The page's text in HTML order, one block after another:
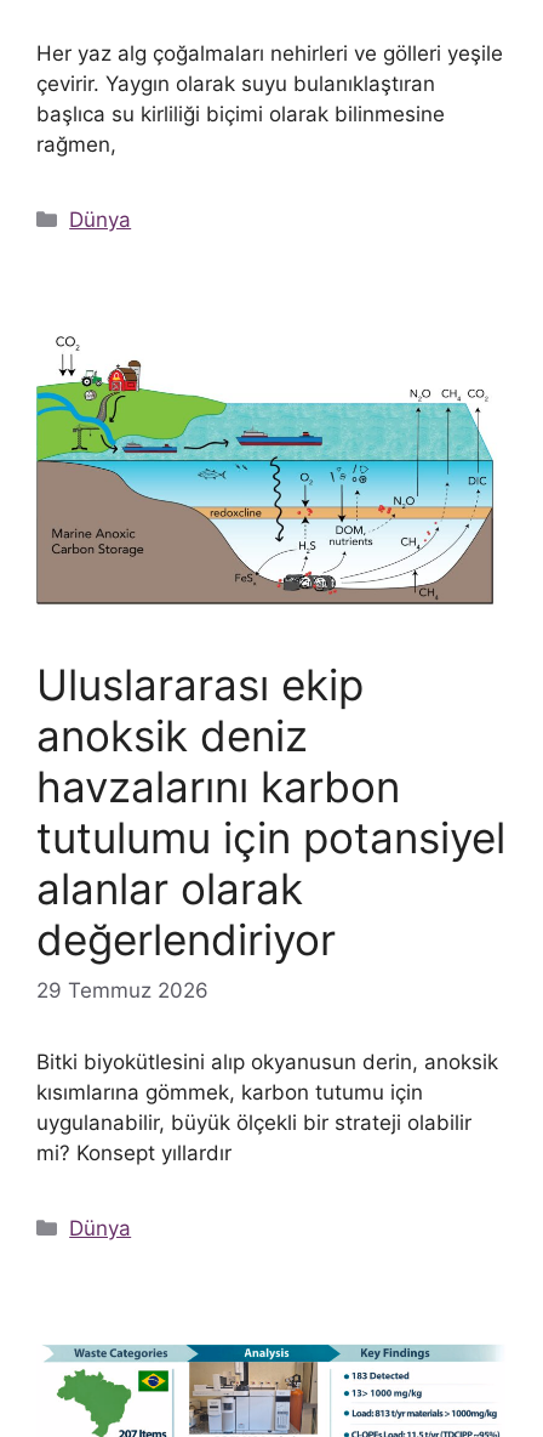
Her yaz alg çoğalmaları nehirleri ve gölleri yeşile
çevirir. Yaygın olarak suyu bulanıklaştıran
başlıca su kirliliği biçimi olarak bilinmesine
rağmen,
Kategoriler
Dünya
Uluslararası ekip
anoksik deniz
havzalarını karbon
tutulumu için potansiyel
alanlar olarak
değerlendiriyor
29 Temmuz 2026
Bitki biyokütlesini alıp okyanusun derin, anoksik
kısımlarına gömmek, karbon tutumu için
uygulanabilir, büyük ölçekli bir strateji olabilir
mi? Konsept yıllardır
Kategoriler
Dünya